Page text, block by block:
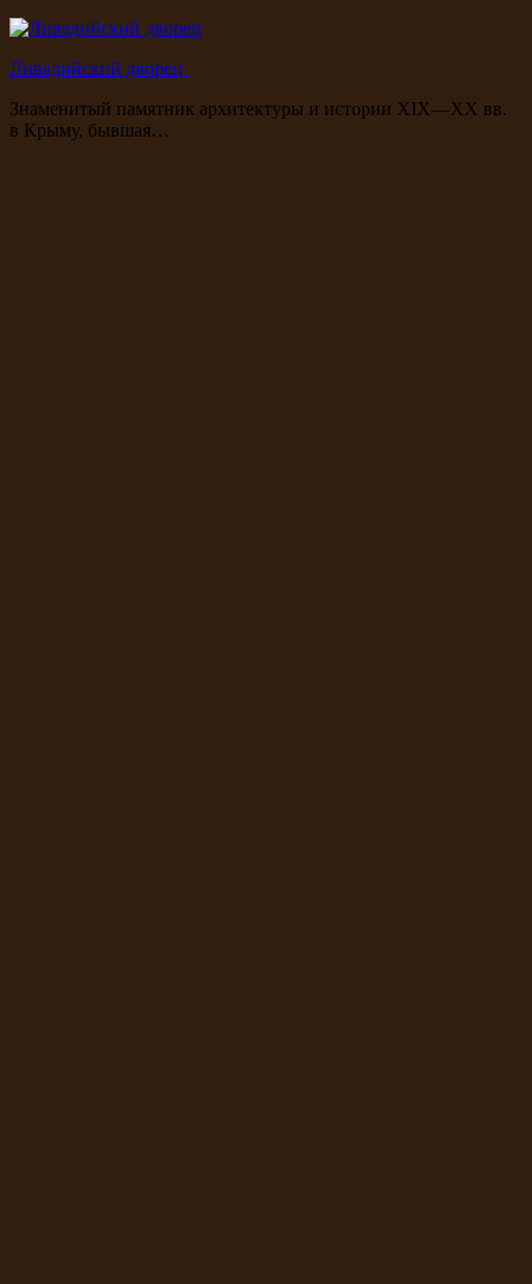
Ливадийский дворец
Знаменитый памятник архитектуры и истории XIX—XX вв.
в Крыму, бывшая…